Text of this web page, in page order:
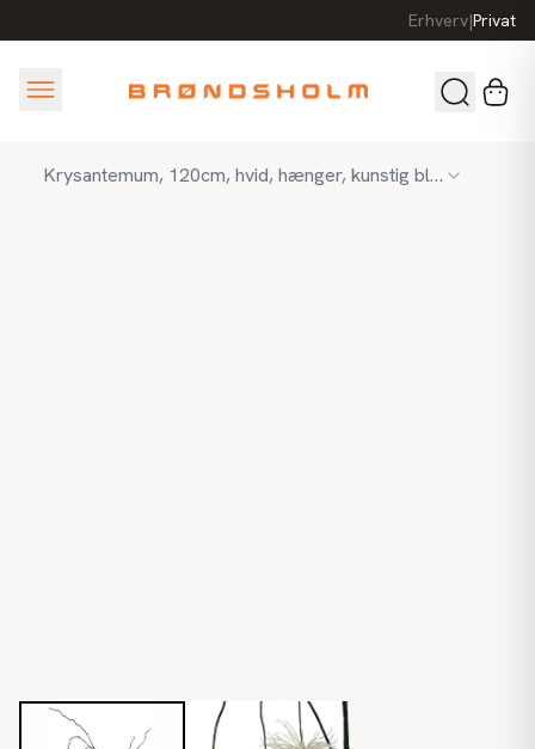
Erhverv|Privat
Krysantemum, 120cm, hvid, hænger, kunstig blomst